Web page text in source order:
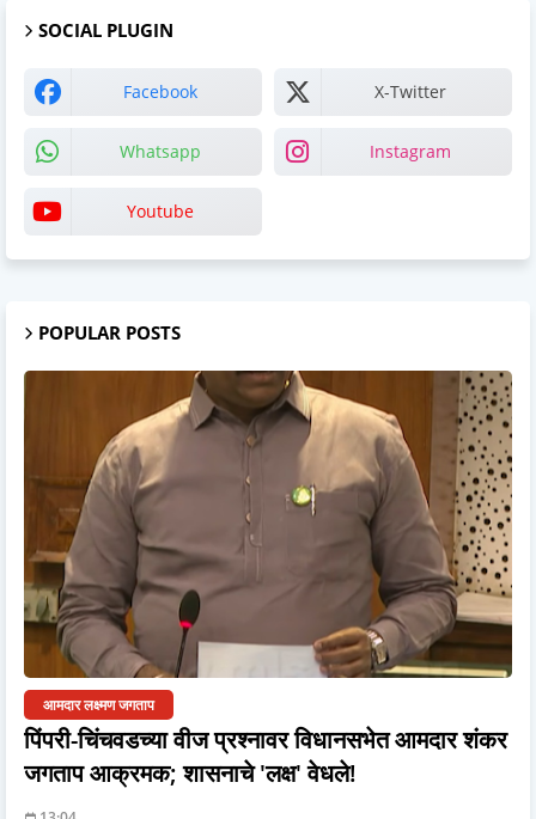
SOCIAL PLUGIN
Facebook X-Twitter
Whatsapp Instagram
Youtube
POPULAR POSTS
आमदार लक्ष्मण जगताप
पिंपरी-चिंचवडच्या वीज प्रश्नावर विधानसभेत आमदार शंकर
जगताप आक्रमक; शासनाचे 'लक्ष' वेधले!